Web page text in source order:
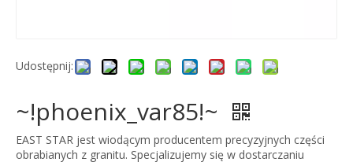
Udostępnij:
~!phoenix_var85!~
EAST STAR jest wiodącym producentem precyzyjnych części
obrabianych z granitu. Specjalizujemy się w dostarczaniu